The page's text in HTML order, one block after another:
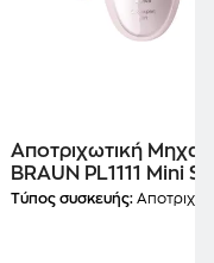
Αποτριχωτική
BRAUN PL1111 Mini
IPL Ροζ
Τύπος συσκευής: